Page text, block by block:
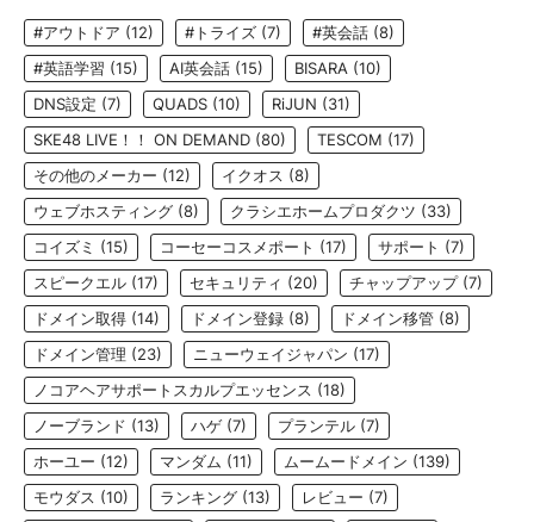
#アウトドア (12) #トライズ (7) #英会話 (8)
#英語学習 (15) AI英会話 (15) BISARA (10)
DNS設定 (7) QUADS (10) RiJUN (31)
SKE48 LIVE！！ ON DEMAND (80) TESCOM (17)
その他のメーカー (12) イクオス (8)
ウェブホスティング (8) クラシエホームプロダクツ (33)
コイズミ (15) コーセーコスメポート (17) サポート (7)
スピークエル (17) セキュリティ (20) チャップアップ(7)
ドメイン取得 (14) ドメイン登録 (8) ドメイン移管 (8)
ドメイン管理 (23) ニューウェイジャパン (17)
ノコアヘアサポートスカルプエッセンス (18)
ノーブランド (13) ハゲ (7) プランテル (7)
ホーユー (12) マンダム (11) ムームードメイン (139)
モウダス (10) ランキング (13) レビュー (7)